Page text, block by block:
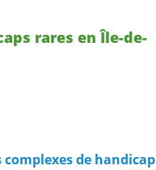
rares en Île-de-
de handicap